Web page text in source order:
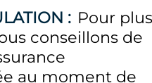
: Pour plus
conseillons de
au moment de